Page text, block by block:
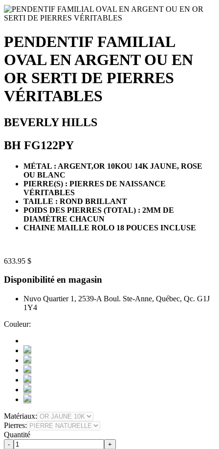
PENDENTIF FAMILIAL
OVAL EN ARGENT OU EN
OR SERTI DE PIERRES
VÉRITABLES
BEVERLY HILLS
BH FG122PY
MÉTAL : ARGENT,OR 10KOU 14K JAUNE, ROSE
OU BLANC
PIERRE(S) : PIERRES DE NAISSANCE
VÉRITABLES
TAILLE : ROND BRILLANT
POIDS DES PIERRES (TOTAL) : 2MM DE
DIAMÈTRE CHACUN
CHAINE MAILLE ROLO 18 POUCES INCLUSE
633.95 $
Disponibilité en magasin
Nuvo Quartier 1, 2539-A Boul. Ste-Anne, Québec, Qc. G1J
1Y4
Couleur:
Matériaux:
Pierres:
Quantité
- +